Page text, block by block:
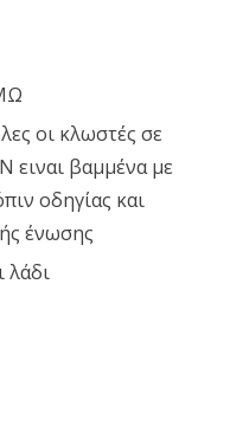
οι κλωστές σε
βαμμένα με
οδηγίας και
ένωσης
λάδι